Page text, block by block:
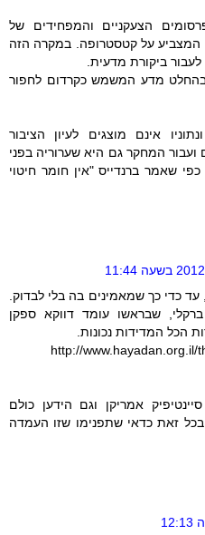
הצעקניים והמפחידים של
המצביע על קטסטרופה. במקרה הזה
ביקורת מדעית.
בהחלט מדע המשמש כקרדום לחפור
אינם מוצגים לעיון הציבור
ועבור המחקר גם היא שערוריה בפני
שאמר ברנדייס "אין חומר חיטוי
כדי כך שמאמינים בה בלי לבדוק.
שבראשו עומד דווקא ספקן
הכל המדידות נכונות.
http://www.hayadan.org.il/
אמריקן וגם הידען כולם
זאת כדאי שתפנימו שזו העמדה